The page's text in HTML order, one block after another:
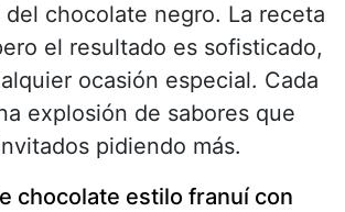
chocolate negro. La receta
el resultado es sofisticado,
ocasión especial. Cada
explosión de sabores que
pidiendo más.
chocolate estilo franuí con